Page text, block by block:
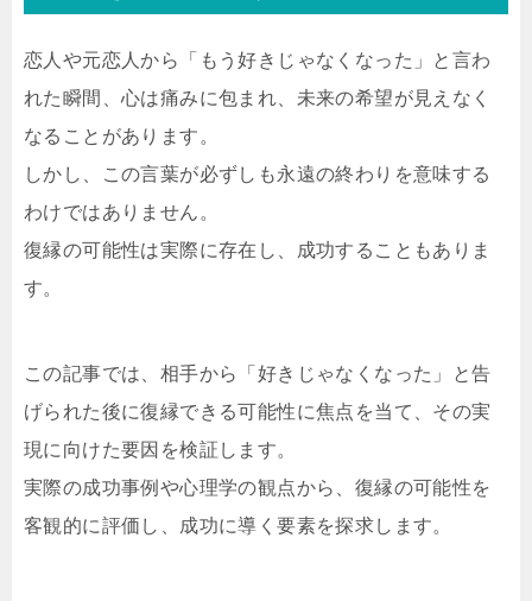
恋人や元恋人から「もう好きじゃなくなった」と言わ
れた瞬間、心は痛みに包まれ、未来の希望が見えなく
なることがあります。
しかし、この言葉が必ずしも永遠の終わりを意味する
わけではありません。
復縁の可能性は実際に存在し、成功することもありま
す。
この記事では、相手から「好きじゃなくなった」と告
げられた後に復縁できる可能性に焦点を当て、その実
現に向けた要因を検証します。
実際の成功事例や心理学の観点から、復縁の可能性を
客観的に評価し、成功に導く要素を探求します。